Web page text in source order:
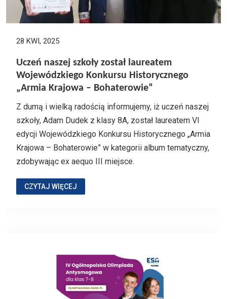
28 KWI, 2025
Uczeń naszej szkoły został laureatem
Wojewódzkiego Konkursu Historycznego
„Armia Krajowa – Bohaterowie”
Z dumą i wielką radością informujemy, iż uczeń naszej
szkoły, Adam Dudek z klasy 8A, został laureatem VI
edycji Wojewódzkiego Konkursu Historycznego „Armia
Krajowa – Bohaterowie” w kategorii album tematyczny,
zdobywając ex aequo III miejsce.
CZYTAJ WIĘCEJ